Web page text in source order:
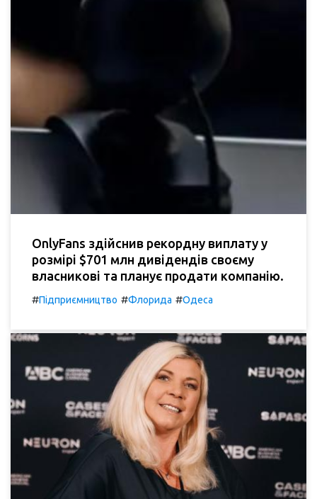
OnlyFans здійснив рекордну виплату у
розмірі $701 млн дивідендів своєму
власникові та планує продати компанію.
#Підприємництво #Флорида #Одеса